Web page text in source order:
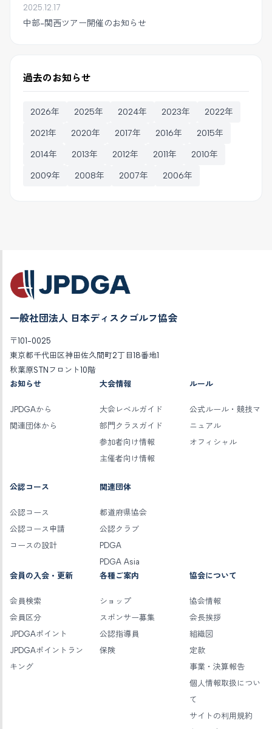
2025.12.17
中部-関西ツアー開催のお知らせ
過去のお知らせ
2026年 2025年 2024年 2023年 2022年
2021年 2020年 2017年 2016年 2015年
2014年 2013年 2012年 2011年 2010年
2009年 2008年 2007年 2006年
一般社団法人 日本ディスクゴルフ協会
〒101-0025
東京都千代田区神田佐久間町2丁目18番地1
秋葉原STNフロント10階
お知らせ
JPDGAから
関連団体から
大会情報
大会レベルガイド
部門クラスガイド
参加者向け情報
主催者向け情報
ルール
公式ルール・競技マ
ニュアル
オフィシャル
公認コース
公認コース
公認コース申請
コースの設計
関連団体
都道府県協会
公認クラブ
PDGA
PDGA Asia
会員の入会・更新
会員検索
会員区分
JPDGAポイント
JPDGAポイントラン
キング
各種ご案内
ショップ
スポンサー募集
公認指導員
保険
協会について
協会情報
会長挨拶
組織図
定款
事業・決算報告
個人情報取扱につい
て
サイトの利用規約